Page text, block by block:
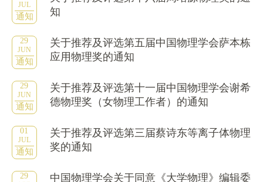
JUL
通知
知
29
JUN
通知
关于推荐及评选第五届中国物理学会萨本栋
应用物理奖的通知
29
JUN
通知
关于推荐及评选第十一届中国物理学会谢希
德物理奖（女物理工作者）的通知
01
JUL
通知
关于推荐及评选第三届蔡诗东等离子体物理
奖的通知
29
中国物理学会关于同意《大学物理》编辑委